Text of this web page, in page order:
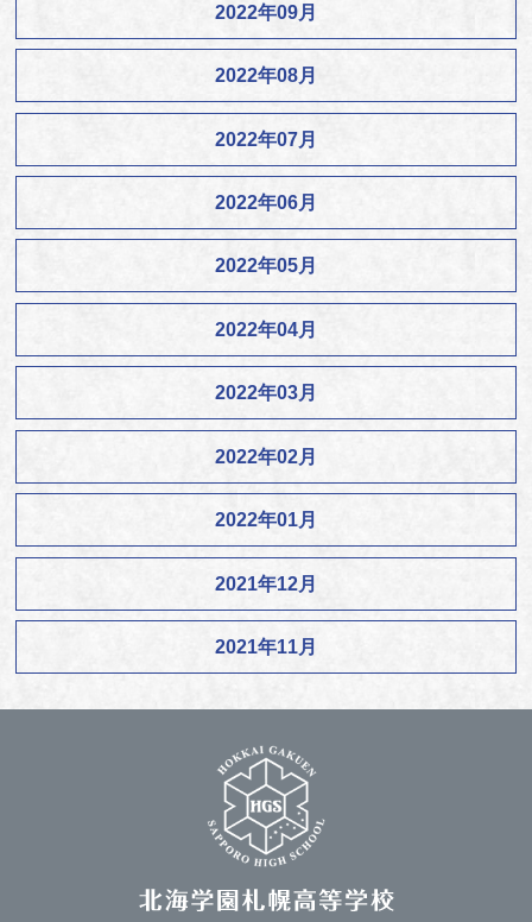
2022年09月
2022年08月
2022年07月
2022年06月
2022年05月
2022年04月
2022年03月
2022年02月
2022年01月
2021年12月
2021年11月